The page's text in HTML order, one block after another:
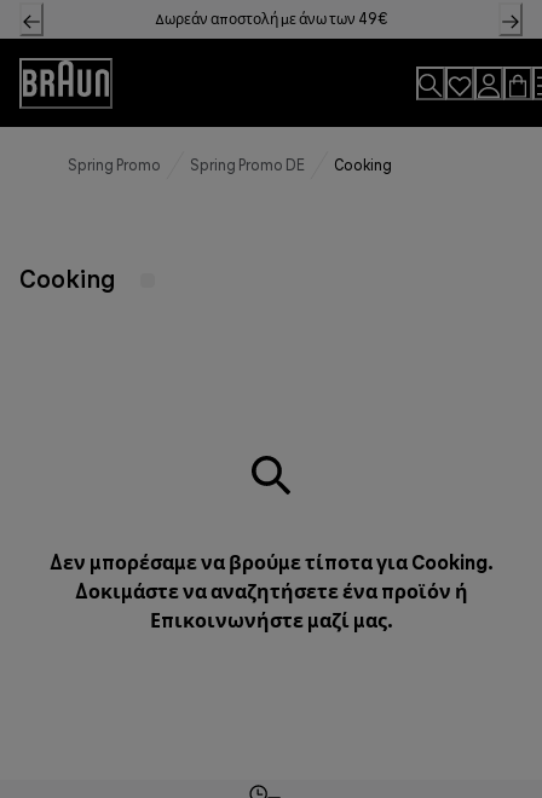
Skip
to
Content
Δωρεάν αποστολή με άνω των 49€
Accessibility
Statement
Spring Promo Spring Promo DE Cooking
Cooking
Δεν μπορέσαμε να βρούμε τίποτα για Cooking.
Δοκιμάστε να αναζητήσετε ένα προϊόν ή
Επικοινωνήστε μαζί μας.